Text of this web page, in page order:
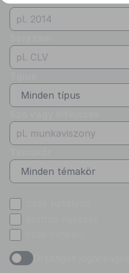
Minden típus
Minden témakör